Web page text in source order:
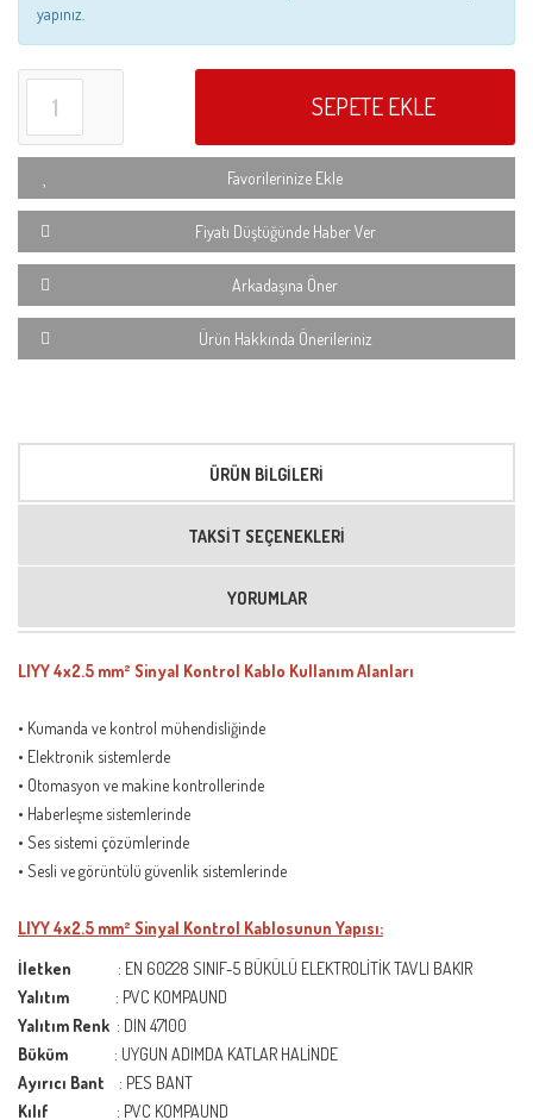
yapınız.
SEPETE EKLE
Favorilerinize Ekle
Fiyatı Düştüğünde Haber Ver
Arkadaşına Öner
Ürün Hakkında Önerileriniz
ÜRÜN BILGILERI
TAKSIT SEÇENEKLERI
YORUMLAR
LIYY 4x2.5 mm² Sinyal Kontrol Kablo Kullanım Alanları
• Kumanda ve kontrol mühendisliğinde
• Elektronik sistemlerde
• Otomasyon ve makine kontrollerinde
• Haberleşme sistemlerinde
• Ses sistemi çözümlerinde
• Sesli ve görüntülü güvenlik sistemlerinde
LIYY 4x2.5 mm² Sinyal Kontrol Kablosunun Yapısı:
İletken : EN 60228 SINIF-5 BÜKÜLÜ ELEKTROLİTİK TAVLI BAKIR
Yalıtım : PVC KOMPAUND
Yalıtım Renk : DIN 47100
Büküm : UYGUN ADIMDA KATLAR HALİNDE
Ayırıcı Bant : PES BANT
Kılıf
: PVC KOMPAUND